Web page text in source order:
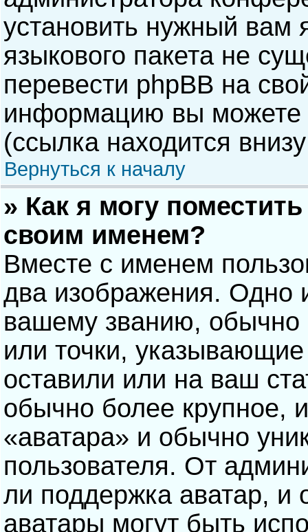
установить нужный вам
языкового пакета не
перевести phpBB на
информацию вы можете
(ссылка находится
Вернуться к началу
» Как я могу
своим именем?
Вместе с именем
два изображения. Одно
вашему званию, обычно
или точки,
оставили или на ваш
обычно более крупное,
«аватара» и обычно
пользователя. От
ли поддержка аватар, и
аватары могут быть